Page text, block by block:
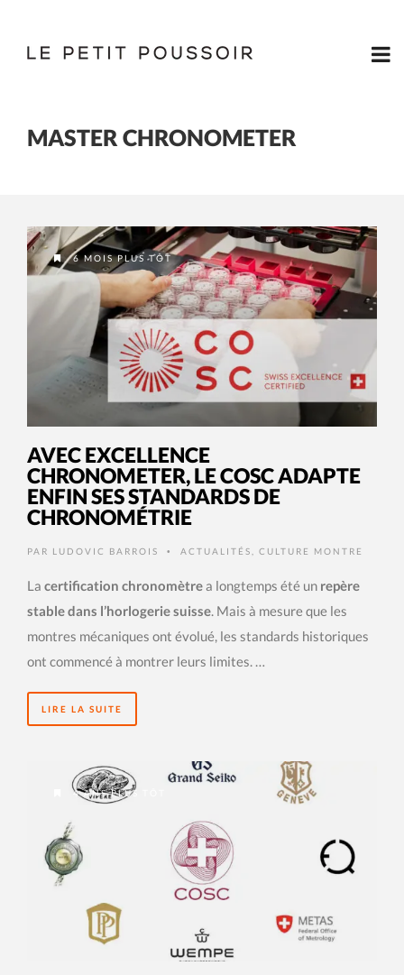
MASTER CHRONOMETER
6 MOIS PLUS TÔT
AVEC EXCELLENCE
CHRONOMETER, LE COSC ADAPTE
ENFIN SES STANDARDS DE
CHRONOMÉTRIE
PAR LUDOVIC BARROIS • ACTUALITÉS CULTURE MONTRE
La certification chronomètrea longtemps été un repère
stable dans l’horlogerie suisse. Mais à mesure que les
montres mécaniques ont évolué, les standards historiques
ont commencé à montrer leurs limites. …
LIRE LA SUITE
4 ANS PLUS TÔT